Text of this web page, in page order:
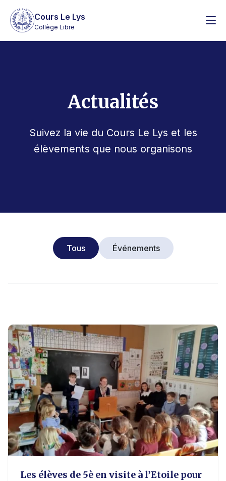
Cours Le Lys
Collège Libre
Actualités
Suivez la vie du Cours Le Lys et les
élèvements que nous organisons
Tous Événements
Les élèves de 5è en visite à l’Etoile pour